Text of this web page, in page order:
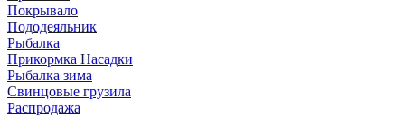
Покрывало
Пододеяльник
Рыбалка
Прикормка Насадки
Рыбалка зима
Свинцовые грузила
Распродажа